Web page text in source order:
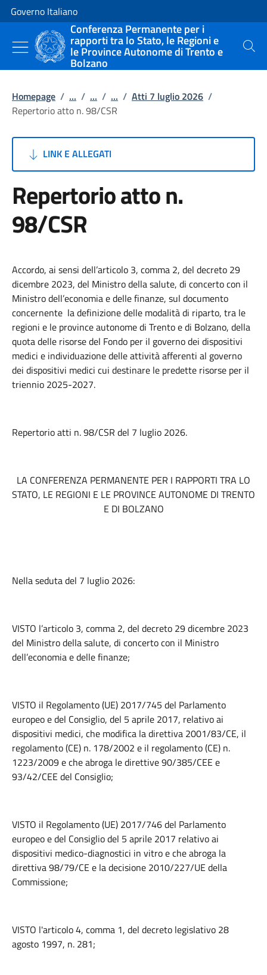
Vai al contenuto
Vai alla navigazione del sito
Governo Italiano
Conferenza Permanente per i
rapporti tra lo Stato, le Regioni e
le Province Autonome di Trento e
Bolzano
Cerca
Homepage / ... / ... / ... / Atti 7 luglio 2026 /
Repertorio atto n. 98/CSR
LINK E ALLEGATI
Repertorio atto n.
98/CSR
Accordo, ai sensi dell’articolo 3, comma 2, del decreto 29
dicembre 2023, del Ministro della salute, di concerto con il
Ministro dell’economia e delle finanze, sul documento
concernente la definizione delle modalità di riparto, tra le
regioni e le province autonome di Trento e di Bolzano, della
quota delle risorse del Fondo per il governo dei dispositivi
medici e individuazione delle attività afferenti al governo
dei dispositivi medici cui destinare le predette risorse per il
triennio 2025-2027.
Repertorio atti n. 98/CSR del 7 luglio 2026.
LA CONFERENZA PERMANENTE PER I RAPPORTI TRA LO
STATO, LE REGIONI E LE PROVINCE AUTONOME DI TRENTO
E DI BOLZANO
Nella seduta del 7 luglio 2026:
VISTO l’articolo 3, comma 2, del decreto 29 dicembre 2023
del Ministro della salute, di concerto con il Ministro
dell’economia e delle finanze;
VISTO il Regolamento (UE) 2017/745 del Parlamento
europeo e del Consiglio, del 5 aprile 2017, relativo ai
dispositivi medici, che modifica la direttiva 2001/83/CE, il
regolamento (CE) n. 178/2002 e il regolamento (CE) n.
1223/2009 e che abroga le direttive 90/385/CEE e
93/42/CEE del Consiglio;
VISTO il Regolamento (UE) 2017/746 del Parlamento
europeo e del Consiglio del 5 aprile 2017 relativo ai
dispositivi medico-diagnostici in vitro e che abroga la
direttiva 98/79/CE e la decisione 2010/227/UE della
Commissione;
VISTO l'articolo 4, comma 1, del decreto legislativo 28
agosto 1997, n. 281;